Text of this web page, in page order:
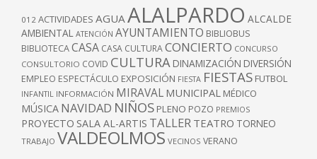
012 ACTIVIDADES AGUAALALPARDO ALCALDE
AMBIENTAL ATENCIÓN AYUNTAMIENTO BIBLIOBUS
BIBLIOTECACASA CASA CULTURACONCIERTO CONCURSO
CONSULTORIO COVID CULTURA DINAMIZACIÓN DIVERSIÓN
EMPLEO ESPECTÁCULO EXPOSICIÓN FIESTA FIESTAS FUTBOL
INFANTIL INFORMACIÓN MIRAVAL MUNICIPAL MÉDICO
MÚSICA NAVIDAD NIÑOS PLENO POZO PREMIOS
PROYECTO SALA AL-ARTIS TALLER TEATRO TORNEO
TRABAJO VALDEOLMOS VECINOS VERANO